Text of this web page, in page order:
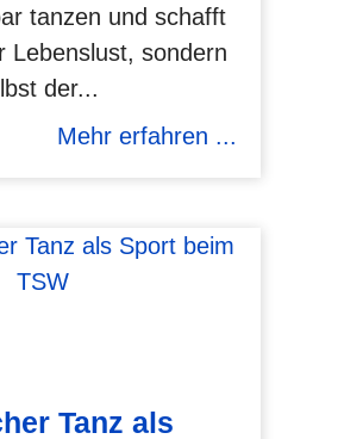
tanzen und schafft
Lebenslust, sondern
der...
Mehr erfahren ...
Tanz als